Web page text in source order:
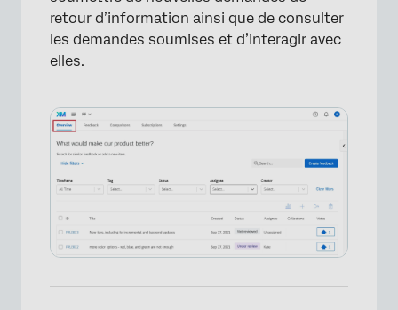
retour d’information ainsi que de consulter
les demandes soumises et d’interagir avec
elles.